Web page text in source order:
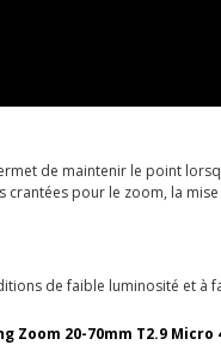
de maintenir le point
pour le zoom, la
de faible luminosité et
20-70mm T2.9 Micro